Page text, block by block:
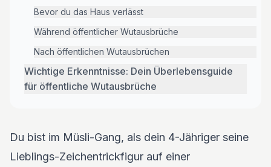
Bevor du das Haus verlässt
Während öffentlicher Wutausbrüche
Nach öffentlichen Wutausbrüchen
Wichtige Erkenntnisse: Dein Überlebensguide
für öffentliche Wutausbrüche
Du bist im Müsli-Gang, als dein 4-Jähriger seine
Lieblings-Zeichentrickfigur auf einer